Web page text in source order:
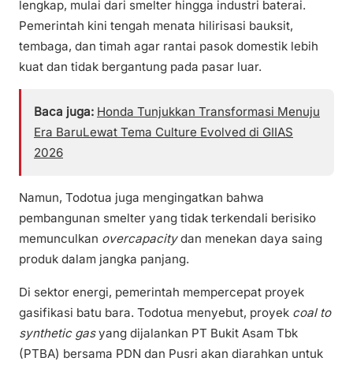
lengkap, mulai dari smelter hingga industri baterai.
Pemerintah kini tengah menata hilirisasi bauksit,
tembaga, dan timah agar rantai pasok domestik lebih
kuat dan tidak bergantung pada pasar luar.
Baca juga: Honda Tunjukkan Transformasi Menuju
Era BaruLewat Tema Culture Evolved di GIIAS
2026
Namun, Todotua juga mengingatkan bahwa
pembangunan smelter yang tidak terkendali berisiko
memunculkan overcapacitydan menekan daya saing
produk dalam jangka panjang.
Di sektor energi, pemerintah mempercepat proyek
gasifikasi batu bara. Todotua menyebut, proyek coal to
synthetic gasyang dijalankan PT Bukit Asam Tbk
(PTBA) bersama PDN dan Pusri akan diarahkan untuk